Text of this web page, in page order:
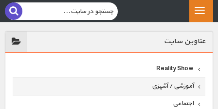
عناوين سايت
Reality Show
آموزشی / آشپزی
اجتماعی